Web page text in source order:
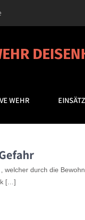
WEHR
welcher durch die
[…]